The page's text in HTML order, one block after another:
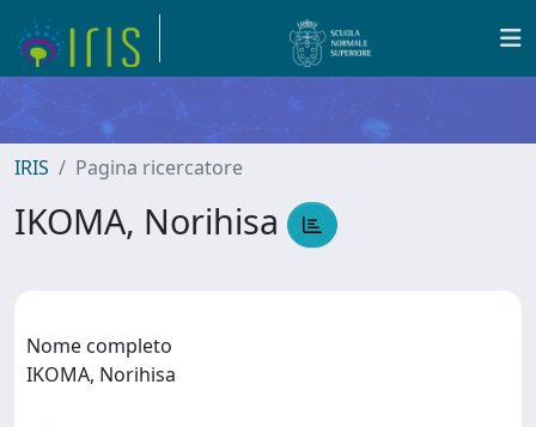
IRIS Pagina ricercatore
IKOMA, Norihisa
Nome completo
IKOMA, Norihisa